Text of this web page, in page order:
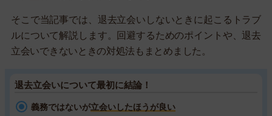
そこで当記事では、退去立会いしないときに起こるトラブ
ルについて解説します。回避するためのポイントや、退去
立会いできないときの対処法もまとめました。
退去立会いについて最初に結論！
義務ではないが立会いしたほうが良い